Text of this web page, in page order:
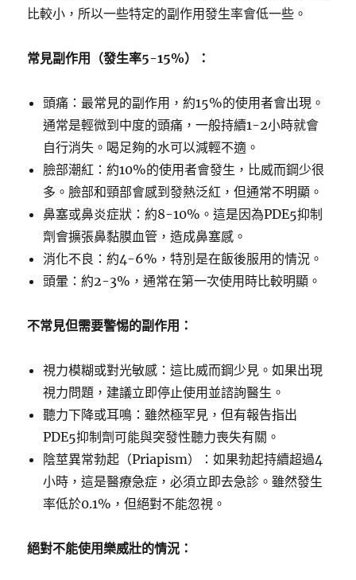
比較小，所以一些特定的副作用發生率會低一些。
常見副作用（發生率5-15%）：
頭痛：最常見的副作用，約15%的使用者會出現。
通常是輕微到中度的頭痛，一般持續1-2小時就會
自行消失。喝足夠的水可以減輕不適。
臉部潮紅：約10%的使用者會發生，比威而鋼少很
多。臉部和頸部會感到發熱泛紅，但通常不明顯。
鼻塞或鼻炎症狀：約8-10%。這是因為PDE5抑制
劑會擴張鼻黏膜血管，造成鼻塞感。
消化不良：約4-6%，特別是在飯後服用的情況。
頭暈：約2-3%，通常在第一次使用時比較明顯。
不常見但需要警惕的副作用：
視力模糊或對光敏感：這比威而鋼少見。如果出現
視力問題，建議立即停止使用並諮詢醫生。
聽力下降或耳鳴：雖然極罕見，但有報告指出
PDE5抑制劑可能與突發性聽力喪失有關。
陰莖異常勃起（Priapism）：如果勃起持續超過4
小時，這是醫療急症，必須立即去急診。雖然發生
率低於0.1%，但絕對不能忽視。
絕對不能使用樂威壯的情況：